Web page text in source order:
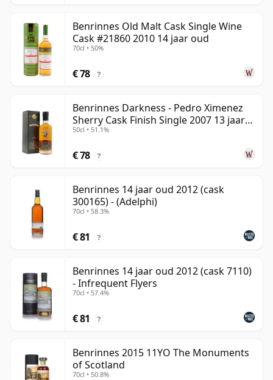
Benrinnes Old Malt Cask Single Wine
Cask #21860 2010 14 jaar oud
70cl • 50%
€ 78 ?
Benrinnes Darkness - Pedro Ximenez
Sherry Cask Finish Single 2007 13 jaar
oud
50cl • 51.1%
€ 78 ?
Benrinnes 14 jaar oud 2012 (cask
300165) - (Adelphi)
70cl • 58.3%
€ 81 ?
Benrinnes 14 jaar oud 2012 (cask 7110)
- Infrequent Flyers
70cl • 57.4%
€ 81 ?
Benrinnes 2015 11YO The Monuments
of Scotland
70cl • 50.8%